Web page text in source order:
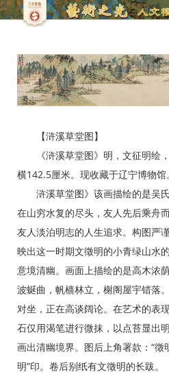
【浒溪草堂图】
《浒溪草堂图》明，文征明绘
横142.5厘米。现收藏于辽宁博物馆。
浒溪草堂图》该画描绘的是吴
在山穷水复的尽头，友人先后乘舟
友人淡泊明志的人生追求。构图严
映出这一时期文徵明的小青绿山水
意境清幽。画面上描绘的是高木浓
波蜒曲，帆樯林立，榭阁屋宇错落
对坐，正在高谈阔论。在艺术的表
石仅用渴笔进行微抹，以点苔显出
画出清幽境界。图后上角署款：“徵
明”印。卷后别纸有文徵明的长跋。